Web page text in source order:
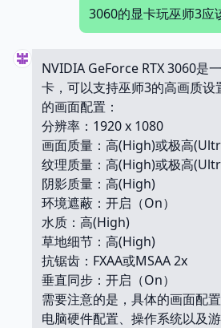
3060的显卡玩巫师3应
NVIDIA GeForce RTX 3060是
卡，可以支持巫师3的高画质设
的画面配置：
分辨率：1920 x 1080
画面质量：高(High)或极高
纹理质量：高(High)或极高
阴影质量：高(High)
环境遮蔽：开启（On）
水质：高(High)
草地细节：高(High)
抗锯齿：FXAA或MSAA 2x
垂直同步：开启（On）
需要注意的是，具体的画面配
电脑硬件配置、操作系统以及